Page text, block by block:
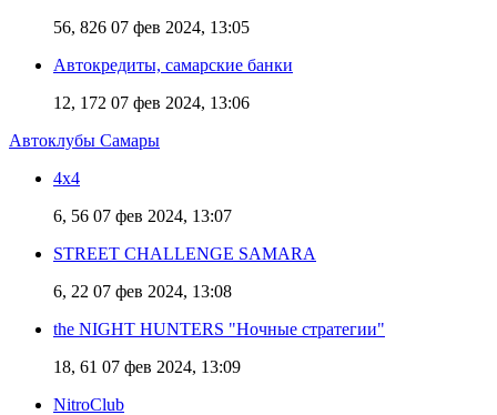
56, 826 07 фев 2024, 13:05
Автокредиты, самарские банки
12, 172 07 фев 2024, 13:06
Автоклубы Самары
4х4
6, 56 07 фев 2024, 13:07
STREET CHALLENGE SAMARA
6, 22 07 фев 2024, 13:08
the NIGHT HUNTERS "Ночные стратегии"
18, 61 07 фев 2024, 13:09
NitroClub